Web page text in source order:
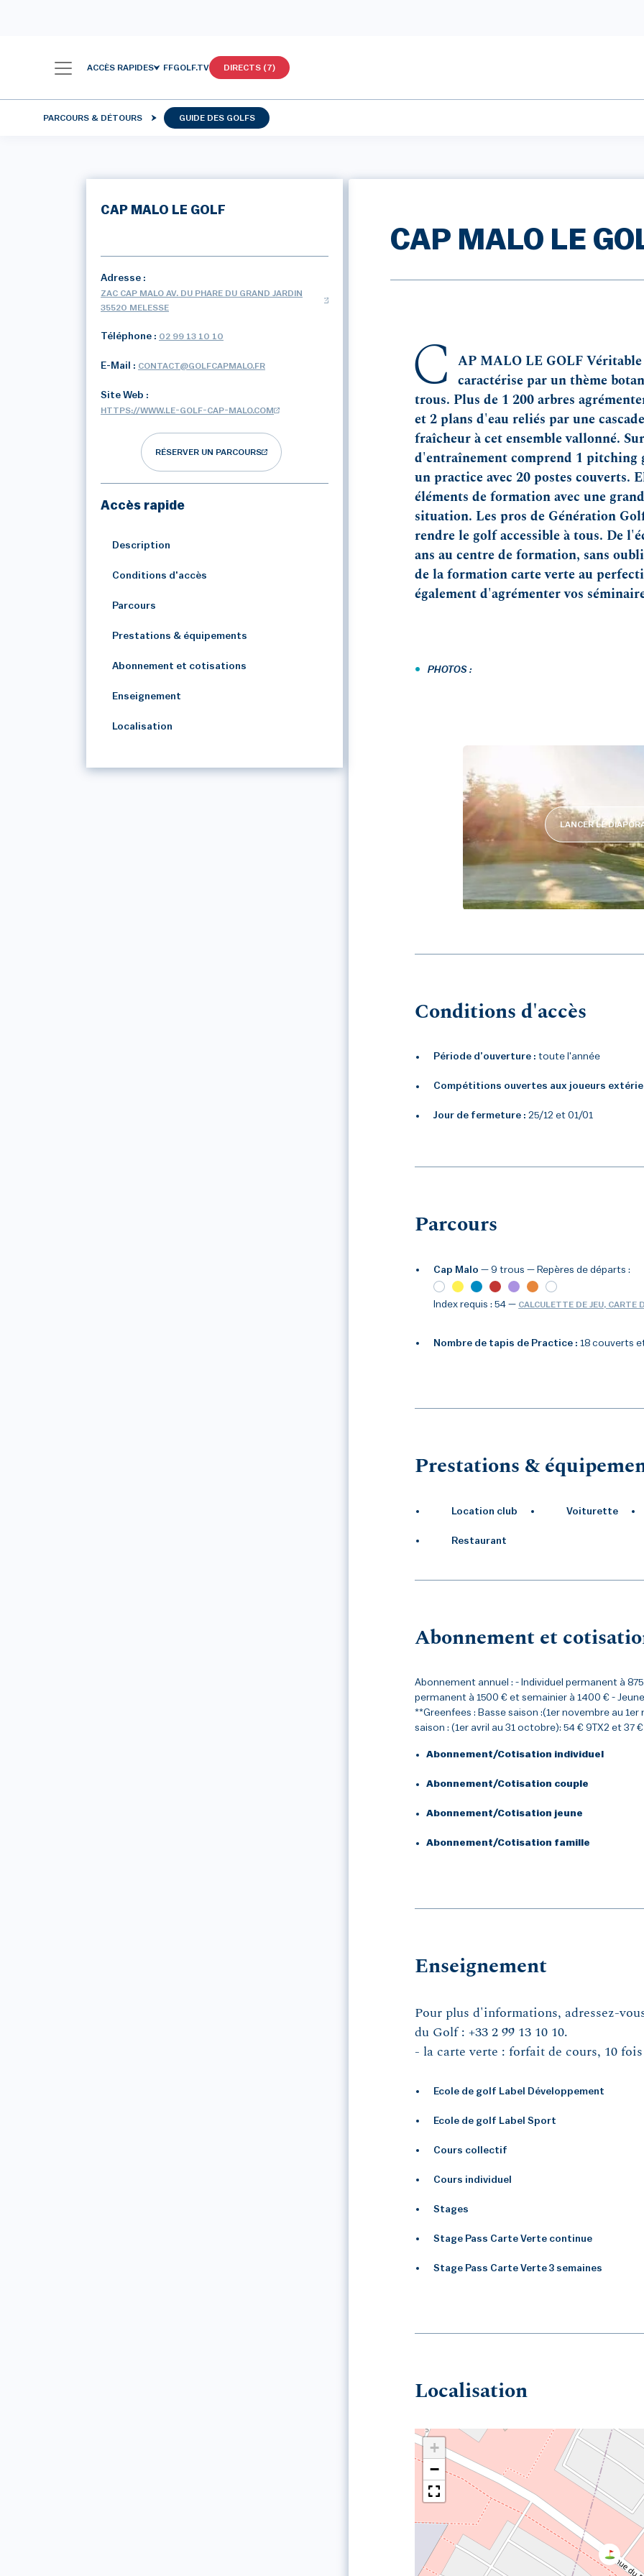
ACCÈS RAPIDES FFGOLF.TV DIRECTS (7)
PARCOURS & DÉTOURS GUIDE DES GOLFS
CAP MALO LE GOLF
Adresse :
ZAC CAP MALO AV. DU PHARE DU GRAND JARDIN
35520 MELESSE
Téléphone : 02 99 13 10 10
E-Mail : CONTACT@GOLFCAPMALO.FR
Site Web :
HTTPS://WWW.LE-GOLF-CAP-MALO.COM
RÉSERVER UN PARCOURS
Accès rapide
Description
Conditions d'accès
Parcours
Prestations & équipements
Abonnement et cotisations
Enseignement
Localisation
CAP MALO LE
C
AP MALO LE GOLF
caractérise par un thème
trous. Plus de 1 200 arbres
et 2 plans d'eau reliés par une
fraîcheur à cet ensemble vallonné.
d'entraînement comprend 1 pitching
un practice avec 20 postes couverts.
éléments de formation avec une
situation. Les pros de Génération
rendre le golf accessible à tous. De
ans au centre de formation, sans
de la formation carte verte au
également d'agrémenter vos
• PHOTOS :
LANCER LE
1/3
Conditions d'accès
Période d’ouverture : toute l'année
Compétitions ouvertes aux joueurs
Jour de fermeture : 25/12 et 01/01
Parcours
Cap Malo— 9 trous— Repères de départs :
Index requis : 54— CALCULETTE DE JEU, CARTE
Nombre de tapis de Practice :18 couverts
Prestations &
Location club Voiturette
Restaurant
Abonnement et
Abonnement annuel : - Individuel permanent à
permanent à 1500 € et semainier à 1400 € -
**Greenfees : Basse saison :(1er novembre au
saison : (1er avril au 31 octobre): 54 € 9TX2 et 37
Abonnement/Cotisation individuel
Abonnement/Cotisation couple
Abonnement/Cotisation jeune
Abonnement/Cotisation famille
Enseignement
Pour plus d'informations, adressez-
du Golf : +33 2 99 13 10 10.
- la carte verte : forfait de cours, 10
Ecole de golf Label Développement
Ecole de golf Label Sport
Cours collectif
Cours individuel
Stages
Stage Pass Carte Verte continue
Stage Pass Carte Verte 3 semaines
Localisation
+
−